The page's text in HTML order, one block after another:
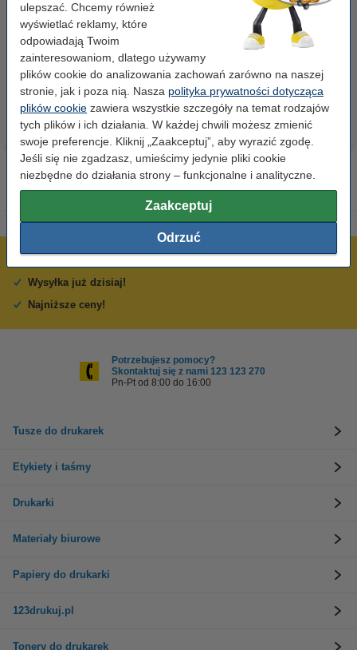
ulepszać. Chcemy również
wyświetlać reklamy, które
odpowiadają Twoim
zainteresowaniom, dlatego używamy
plików cookie do analizowania zachowań zarówno na naszej
stronie, jak i poza nią. Nasza polityka prywatności dotycząca
plików cookie zawiera wszystkie szczegóły na temat rodzajów
tych plików i ich działania. W każdej chwili możesz zmienić
swoje preferencje. Kliknij „Zaakceptuj”, aby wyrazić zgodę.
Jeśli się nie zgadzasz, umieścimy jedynie pliki cookie
niezbędne do działania strony – funkcjonalne i analityczne.
Zaakceptuj
Odrzuć
Papier ksero A4 80 g/m2 (500
szt.), 123drukuj
23,00 zł
Papier ksero A4 80 g/m2 (2500
szt.), 123drukuj (5 ryz)
110,00 zł
Wysyłka już dzisiaj!
Najniższe ceny!
Potrzebujesz pomocy?
Skontaktuj się z nami 123 123 270
Pn-Pt od 8:00 do 16:00
Tusze do drukarek
Etykiety i taśmy
Drukarki
Materiały biurowe
Papiery do drukarki
123drukuj.pl
Tonery do drukarek